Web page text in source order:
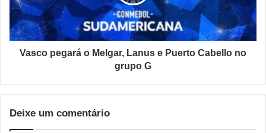
Vasco pegará o Melgar, Lanus e Puerto Cabello no
grupo G
Deixe um comentário